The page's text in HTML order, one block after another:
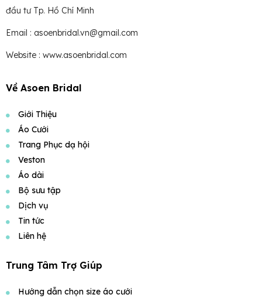
đầu tư Tp. Hồ Chí Minh
Email : asoenbridal.vn@gmail.com
Website : www.asoenbridal.com
Về Asoen Bridal
Giới Thiệu
Áo Cưới
Trang Phục dạ hội
Veston
Áo dài
Bộ sưu tập
Dịch vụ
Tin tức
Liên hệ
Trung Tâm Trợ Giúp
Hướng dẫn chọn size áo cưới